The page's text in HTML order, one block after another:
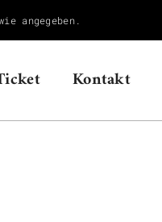
angegeben.
Kontakt